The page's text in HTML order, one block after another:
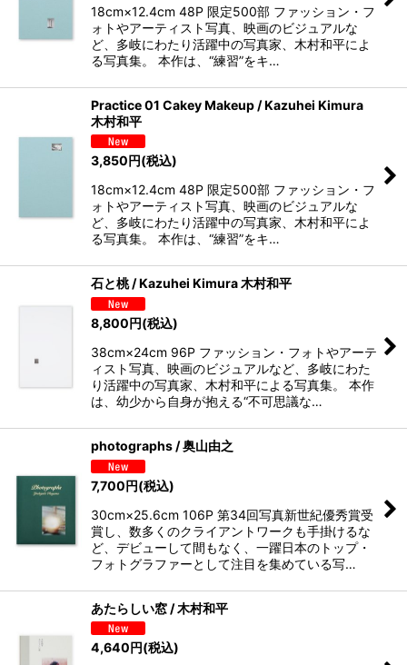
18cm×12.4cm 48P 限定500部 ファッション・フ
ォトやアーティスト写真、映画のビジュアルな
ど、多岐にわたり活躍中の写真家、木村和平によ
る写真集。 本作は、“練習”をキ…
Practice 01 Cakey Makeup / Kazuhei Kimura
木村和平
3,850円(税込)
18cm×12.4cm 48P 限定500部 ファッション・フ
ォトやアーティスト写真、映画のビジュアルな
ど、多岐にわたり活躍中の写真家、木村和平によ
る写真集。 本作は、“練習”をキ…
石と桃 / Kazuhei Kimura 木村和平
8,800円(税込)
38cm×24cm 96P ファッション・フォトやアーテ
ィスト写真、映画のビジュアルなど、多岐にわた
り活躍中の写真家、木村和平による写真集。 本作
は、幼少から自身が抱える“不可思議な…
photographs / 奥山由之
7,700円(税込)
30cm×25.6cm 106P 第34回写真新世紀優秀賞受
賞し、数多くのクライアントワークも手掛けるな
ど、デビューして間もなく、一躍日本のトップ・
フォトグラファーとして注目を集めている写…
あたらしい窓 / 木村和平
4,640円(税込)